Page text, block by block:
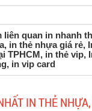
liên quan in nhanh
in thẻ nhựa giá rẻ,
TPHCM, in thẻ vip,
in vip card
IN THẺ